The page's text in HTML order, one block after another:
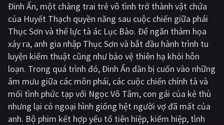
Hoạt hình Thể thao
Tình cảm - Lãng mạn Kỳ ảo
Giật gân Gia đình
Bí ẩn Lịch sử
Viễn Tây Tiểu sử
GameShow DramaTV
Đinh Ẩn, một chàng trai trẻ vô tình trở thành vật chứa
của Huyết Thạch quyền năng sau cuộc chiến giữa phái
Thục Sơn và thế lực tà ác Lục Bào. Để ngăn thảm họa
xảy ra, anh gia nhập Thục Sơn và bắt đầu hành trình tu
luyện kiếm thuật cũng như bảo vệ thiên hạ khỏi hỗn
loạn. Trong quá trình đó, Đinh Ẩn dần bị cuốn vào những
âm mưu giữa các môn phái, các cuộc chiến chính tà và
mối tình phức tạp với Ngọc Vô Tâm, con gái của kẻ thù
nhưng lại có ngoại hình giống hệt người vợ đã mất của
anh. Bộ phim kết hợp yếu tố tiên hiệp, kiếm hiệp, tình